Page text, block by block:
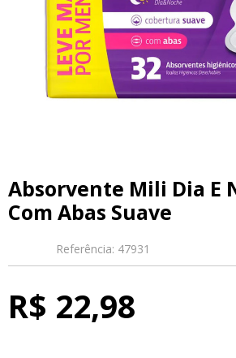
Absorvente Mili Dia E
Com Abas Suave
Referência: 47931
R$ 22,98